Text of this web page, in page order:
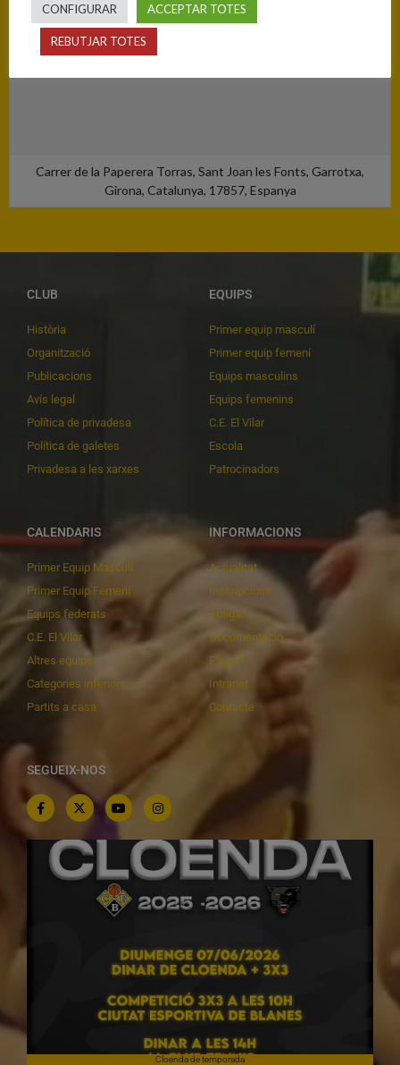
Carrer de la Paperera Torras, Sant Joan les Fonts, Garrotxa,
Girona, Catalunya, 17857, Espanya
CLUB
Història
Organització
Publicacions
Avís legal
Política de privadesa
Política de galetes
Privadesa a les xarxes
EQUIPS
Primer equip masculí
Primer equip femení
Equips masculins
Equips femenins
C.E. El Vilar
Escola
Patrocinadors
CALENDARIS
Primer Equip Masculí
Primer Equip Femení
Equips federats
C.E. El Vilar
Altres equips
Categories inferiors
Partits a casa
INFORMACIONS
Actualitat
Inscripcions
Botiga
Documentació
Playoff
Intranet
Contacte
SEGUEIX-NOS
Cloenda de temporada
CONFIGURAR ACCEPTAR TOTES
REBUTJAR TOTES